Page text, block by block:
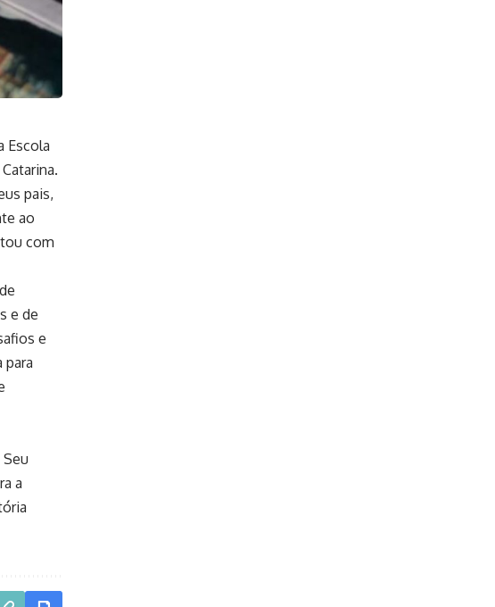
Escola
pais,
ao
com
e de
e
para
a